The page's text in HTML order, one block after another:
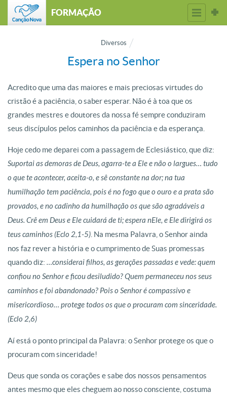
FORMAÇÃO
Diversos
Espera no Senhor
Acredito que uma das maiores e mais preciosas virtudes do
cristão é a paciência, o saber esperar. Não é à toa que os
grandes mestres e doutores da nossa fé sempre conduziram
seus discípulos pelos caminhos da paciência e da esperança.
Hoje cedo me deparei com a passagem de Eclesiástico, que diz:
Suportai as demoras de Deus, agarra-te a Ele e não o largues… tudo
o que te acontecer, aceita-o, e sê constante na dor; na tua
humilhação tem paciência, pois é no fogo que o ouro e a prata são
provados, e no cadinho da humilhação os que são agradáveis a
Deus. Crê em Deus e Ele cuidará de ti; espera nEle, e Ele dirigirá os
teus caminhos (Eclo 2,1-5) . Na mesma Palavra, o Senhor ainda
nos faz rever a história e o cumprimento de Suas promessas
quando diz: …considerai filhos, as gerações passadas e vede: quem
confiou no Senhor e ficou desiludido? Quem permaneceu nos seus
caminhos e foi abandonado? Pois o Senhor é compassivo e
misericordioso… protege todos os que o procuram com sinceridade.
(Eclo 2,6)
Aí está o ponto principal da Palavra: o Senhor protege os que o
procuram com sinceridade!
Deus que sonda os corações e sabe dos nossos pensamentos
antes mesmo que eles cheguem ao nosso consciente, costuma